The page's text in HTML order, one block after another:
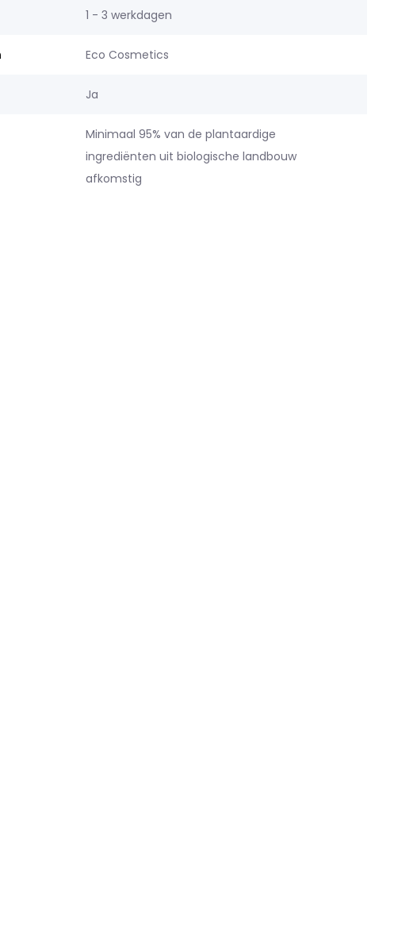
1 - 3 werkdagen
Eco Cosmetics
Ja
Minimaal 95% van de plantaardige
ingrediënten uit biologische landbouw
afkomstig